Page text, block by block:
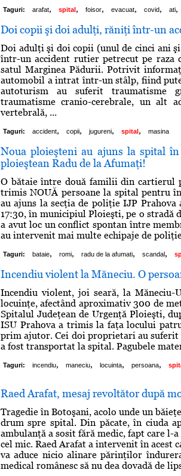
Taguri: arafat, spital, foisor, evacuat, covid, ati,
Doi copii şi doi adulţi, răniţi într-un
Doi adulţi şi doi copii (unul de cinci ani
într-un accident rutier petrecut pe raza
satul Marginea Pădurii. Potrivit
automobil a intrat într-un stâlp, fiind
autoturism au suferit
traumatisme cranio-cerebrale, un alt
vertebrală, ...
Taguri: accident, copii, jugureni, spital, masina
Noua ploieşteni au ajuns la spital
ploieştean Radu de la Afumaţi!
O bătaie între două familii din cartierul
trimis NOUĂ persoane la spital pentru
au ajuns la secţia de poliţie IJP
17:30, în municipiul Ploieşti, pe o stradă
a avut loc un conflict spontan între
au intervenit mai multe echipaje de
Taguri: bataie, romi, radu de la afumati, scandal,
Incendiu violent la Măneciu. O
Incendiu violent, joi seară, la Măneciu-
locuinţe, afectând aproximativ 300 de
Spitalul Judeţean de Urgenţă Ploieşti,
ISU Prahova a trimis la faţa locului
prim ajutor. Cei doi proprietari au suferit
a fost transportat la spital. Pagubele
Taguri: incendiu, maneciu, locuinta, persoana,
Raed Arafat, mesaj revoltător după
Tragedie în Botoşani, acolo unde un
drum spre spital. Din păcate, în ciuda
ambulanţă a sosit fără medic, fapt care l-
cel mic. Raed Arafat a intervenit în acest
va aduce nicio alinare părinţilor
medical românesc să nu dea dovadă de